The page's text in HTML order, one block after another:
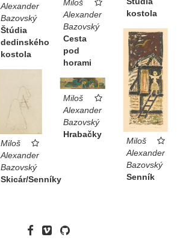
kostola
Alexander
Bazovský
Štúdia
dedinského
kostola
Miloš
Alexander
Bazovský
Cesta
pod
horami
Miloš
Alexander
Bazovský
Senník
Miloš
Alexander
Bazovský
Skicár/Senníky
Miloš
Alexander
Bazovský
Hrabačky